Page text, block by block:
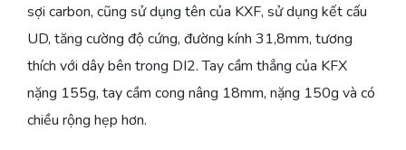
sợi carbon, cũng sử dụng tên của KXF, sử dụng kết cấu
UD, tăng cường độ cứng, đường kính 31,8mm, tương
thích với dây bên trong DI2. Tay cầm thẳng của KFX
nặng 155g, tay cầm cong nâng 18mm, nặng 150g và có
chiều rộng hẹp hơn.